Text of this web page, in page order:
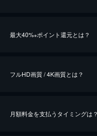
最大40%※ポイント還元とは？
※40％ポイント還元の対象は、クレジ
iOSアプリのUコイン決済による作
フルHD画質 / 4K画質とは？
月額料金を支払うタイミングは？